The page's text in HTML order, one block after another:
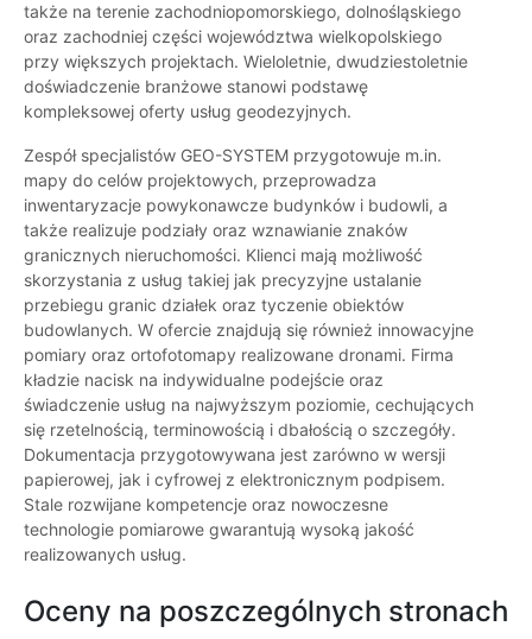
także na terenie zachodniopomorskiego, dolnośląskiego
oraz zachodniej części województwa wielkopolskiego
przy większych projektach. Wieloletnie, dwudziestoletnie
doświadczenie branżowe stanowi podstawę
kompleksowej oferty usług geodezyjnych.
Zespół specjalistów GEO-SYSTEM przygotowuje m.in.
mapy do celów projektowych, przeprowadza
inwentaryzacje powykonawcze budynków i budowli, a
także realizuje podziały oraz wznawianie znaków
granicznych nieruchomości. Klienci mają możliwość
skorzystania z usług takiej jak precyzyjne ustalanie
przebiegu granic działek oraz tyczenie obiektów
budowlanych. W ofercie znajdują się również innowacyjne
pomiary oraz ortofotomapy realizowane dronami. Firma
kładzie nacisk na indywidualne podejście oraz
świadczenie usług na najwyższym poziomie, cechujących
się rzetelnością, terminowością i dbałością o szczegóły.
Dokumentacja przygotowywana jest zarówno w wersji
papierowej, jak i cyfrowej z elektronicznym podpisem.
Stale rozwijane kompetencje oraz nowoczesne
technologie pomiarowe gwarantują wysoką jakość
realizowanych usług.
Oceny na poszczególnych stronach